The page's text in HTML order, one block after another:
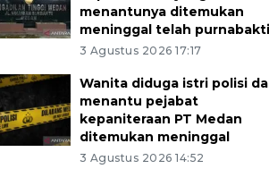
menantunya ditemukan
meninggal telah purnabakti
3 Agustus 2026 17:17
Wanita diduga istri polisi
menantu pejabat
kepaniteraan PT Medan
ditemukan meninggal
3 Agustus 2026 14:52